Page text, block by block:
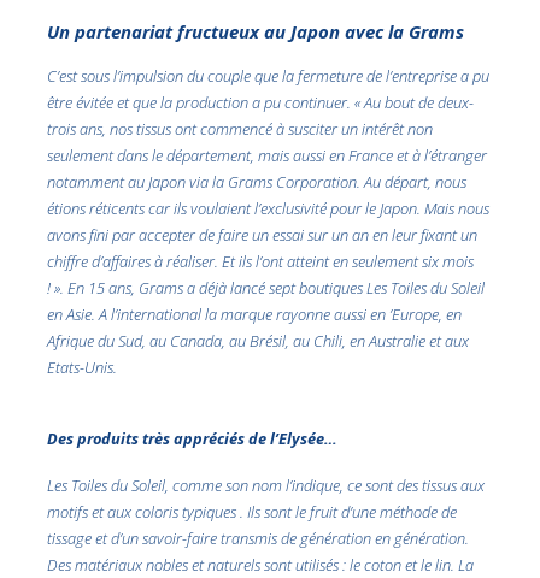
Un partenariat fructueux au Japon avec la Grams
C’est sous l’impulsion du couple que la fermeture de l’entreprise a pu
être évitée et que la production a pu continuer. « Au bout de deux-
trois ans, nos tissus ont commencé à susciter un intérêt non
seulement dans le département, mais aussi en France et à l’étranger
notamment au Japon via la Grams Corporation. Au départ, nous
étions réticents car ils voulaient l’exclusivité pour le Japon. Mais nous
avons fini par accepter de faire un essai sur un an en leur fixant un
chiffre d’affaires à réaliser. Et ils l’ont atteint en seulement six mois
! ». En 15 ans, Grams a déjà lancé sept boutiques Les Toiles du Soleil
en Asie. A l’international la marque rayonne aussi en ’Europe, en
Afrique du Sud, au Canada, au Brésil, au Chili, en Australie et aux
Etats-Unis.
Des produits très appréciés de l’Elysée…
Les Toiles du Soleil, comme son nom l’indique, ce sont des tissus aux
motifs et aux coloris typiques . Ils sont le fruit d’une méthode de
tissage et d’un savoir-faire transmis de génération en génération.
Des matériaux nobles et naturels sont utilisés : le coton et le lin. La